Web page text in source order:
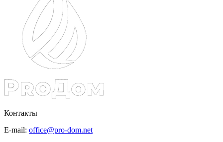
Контакты
E-mail: office@pro-dom.net